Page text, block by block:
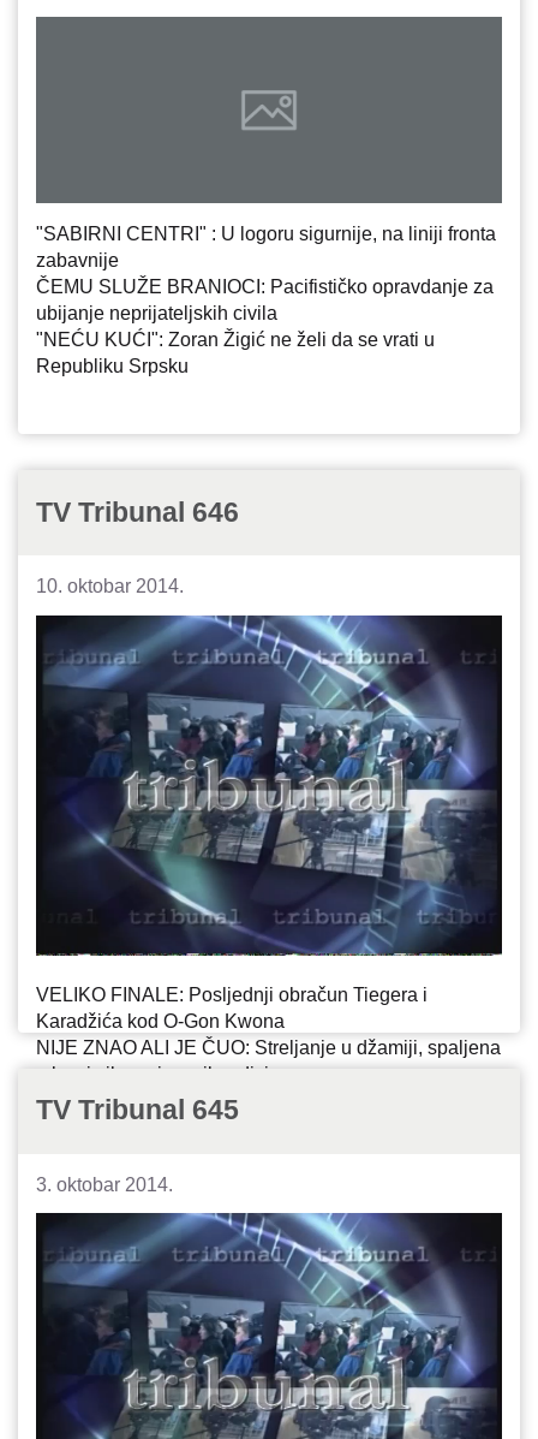
"SABIRNI CENTRI" : U logoru sigurnije, na liniji fronta
zabavnije
ČEMU SLUŽE BRANIOCI: Pacifističko opravdanje za
ubijanje neprijateljskih civila
"NEĆU KUĆI": Zoran Žigić ne želi da se vrati u
Republiku Srpsku
TV Tribunal 646
10. oktobar 2014.
VELIKO FINALE: Posljednji obračun Tiegera i
Karadžića kod O-Gon Kwona
NIJE ZNAO ALI JE ČUO: Streljanje u džamiji, spaljena
crkva i silovanje u vikendici
CIVILNA VLAST, VOJNA PREVLAST: U čijoj su
TV Tribunal 645
3. oktobar 2014.